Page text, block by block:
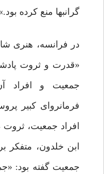
گرانبها منع کرده
در فرانسه، هنری
«قدرت و ثروت
جمعیت و افراد
فرمانروای کبیر
افراد جمعیت،
ابن خلدون، متفکر
جمعیت گفته بود: